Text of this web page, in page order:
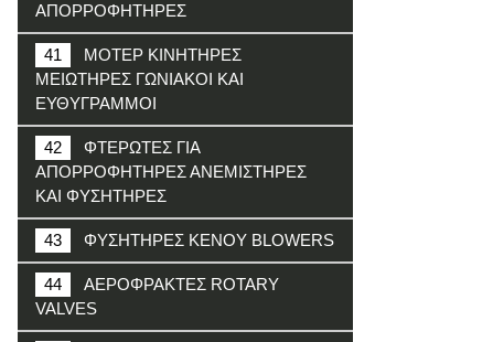
ΑΠΟΡΡΟΦΗΤΗΡΕΣ
41
ΜΟΤΕΡ ΚΙΝΗΤΗΡΕΣ
ΜΕΙΩΤΗΡΕΣ ΓΩΝΙΑΚΟΙ ΚΑΙ
ΕΥΘΥΓΡΑΜΜΟΙ
42
ΦΤΕΡΩΤΕΣ ΓΙΑ
ΑΠΟΡΡΟΦΗΤΗΡΕΣ ΑΝΕΜΙΣΤΗΡΕΣ
ΚΑΙ ΦΥΣΗΤΗΡΕΣ
43 ΦΥΣΗΤΗΡΕΣ ΚΕΝΟΥ BLOWERS
44
ΑΕΡΟΦΡΑΚΤΕΣ ROTARY
VALVES